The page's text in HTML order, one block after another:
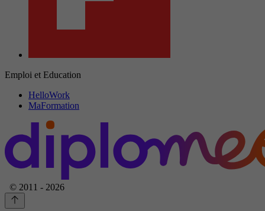
Emploi et Education
HelloWork
MaFormation
© 2011 - 2026